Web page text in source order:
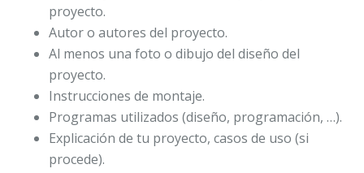
proyecto.
Autor o autores del proyecto.
Al menos una foto o dibujo del diseño del
proyecto.
Instrucciones de montaje.
Programas utilizados (diseño, programación, …).
Explicación de tu proyecto, casos de uso (si
procede).